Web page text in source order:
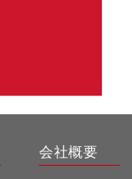
会社概要